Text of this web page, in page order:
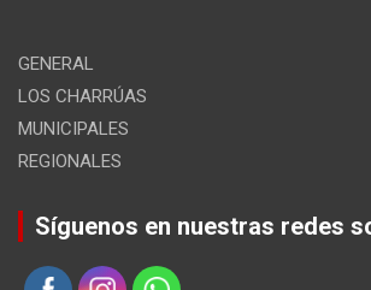
GENERAL
LOS CHARRÚAS
MUNICIPALES
REGIONALES
Síguenos en nuestras redes